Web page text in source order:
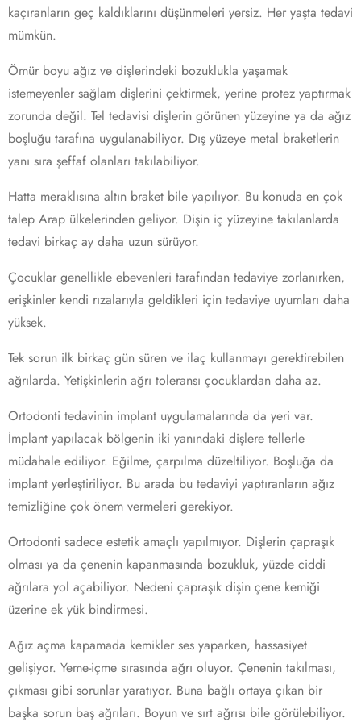
kaçıranların geç kaldıklarını düşünmeleri yersiz. Her yaşta tedavi
mümkün.
Ömür boyu ağız ve dişlerindeki bozuklukla yaşamak
istemeyenler sağlam dişlerini çektirmek, yerine protez yaptırmak
zorunda değil. Tel tedavisi dişlerin görünen yüzeyine ya da ağız
boşluğu tarafına uygulanabiliyor. Dış yüzeye metal braketlerin
yanı sıra şeffaf olanları takılabiliyor.
Hatta meraklısına altın braket bile yapılıyor. Bu konuda en çok
talep Arap ülkelerinden geliyor. Dişin iç yüzeyine takılanlarda
tedavi birkaç ay daha uzun sürüyor.
Çocuklar genellikle ebevenleri tarafından tedaviye zorlanırken,
erişkinler kendi rızalarıyla geldikleri için tedaviye uyumları daha
yüksek.
Tek sorun ilk birkaç gün süren ve ilaç kullanmayı gerektirebilen
ağrılarda. Yetişkinlerin ağrı toleransı çocuklardan daha az.
Ortodonti tedavinin implant uygulamalarında da yeri var.
İmplant yapılacak bölgenin iki yanındaki dişlere tellerle
müdahale ediliyor. Eğilme, çarpılma düzeltiliyor. Boşluğa da
implant yerleştiriliyor. Bu arada bu tedaviyi yaptıranların ağız
temizliğine çok önem vermeleri gerekiyor.
Ortodonti sadece estetik amaçlı yapılmıyor. Dişlerin çapraşık
olması ya da çenenin kapanmasında bozukluk, yüzde ciddi
ağrılara yol açabiliyor. Nedeni çapraşık dişin çene kemiği
üzerine ek yük bindirmesi.
Ağız açma kapamada kemikler ses yaparken, hassasiyet
gelişiyor. Yeme-içme sırasında ağrı oluyor. Çenenin takılması,
çıkması gibi sorunlar yaratıyor. Buna bağlı ortaya çıkan bir
başka sorun baş ağrıları. Boyun ve sırt ağrısı bile görülebiliyor.